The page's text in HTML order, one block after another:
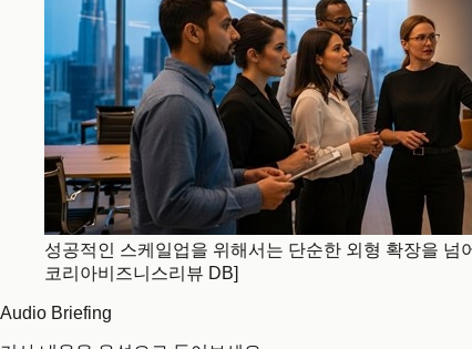
성공적인 스케일업을 위해서는 단순한 외형 확장을
코리아비즈니스리뷰 DB]
Audio Briefing